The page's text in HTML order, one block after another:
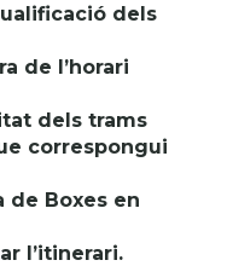
dels
de l’horari
dels trams
correspongui
de Boxes en
l’itinerari.